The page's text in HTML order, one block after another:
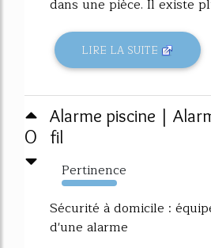
dans une pièce. Il existe
LIRE LA SUITE
0
Alarme piscine |
fil
Pertinence
1374%
Sécurité à domicile :
d'une alarme